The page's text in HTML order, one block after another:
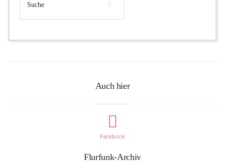
Auch hier
Facebook
Flurfunk-Archiv